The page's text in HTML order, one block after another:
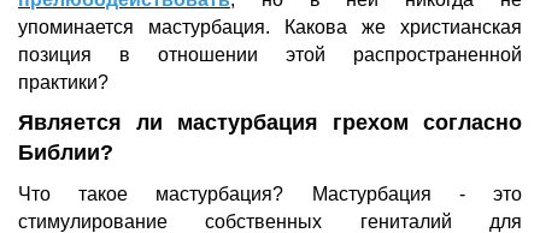
упоминается мастурбация. Какова же христианская
позиция в отношении этой распространенной
практики?
Является ли мастурбация грехом согласно
Библии?
Что такое мастурбация? Мастурбация - это
стимулирование собственных гениталий для